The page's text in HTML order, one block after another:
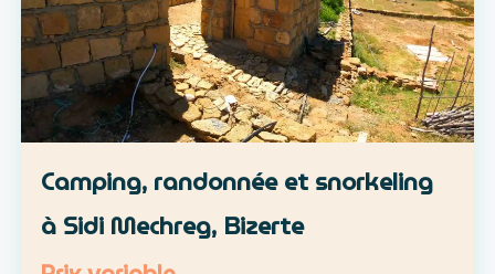
Camping, randonnée et snorkeling
à Sidi Mechreg, Bizerte